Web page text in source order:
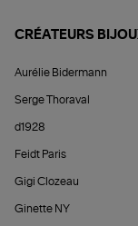
CRÉATEURS
Aurélie Bidermann
Serge Thoraval
d1928
Feidt Paris
Gigi Clozeau
Ginette NY